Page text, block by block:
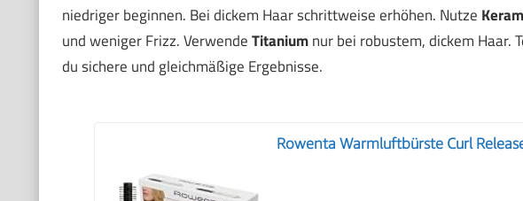
niedriger beginnen. Bei dickem Haar schrittweise erhöhen. Nutze
und weniger Frizz. VerwendeTitaniumnur bei robustem, dickem Haar.
du sichere und gleichmäßige Ergebnisse.
Rowenta Warmluftbürste Curl